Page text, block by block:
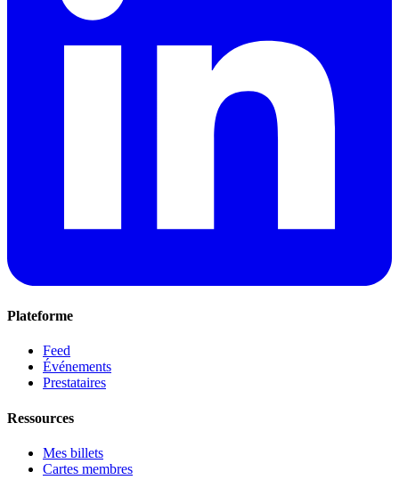
Plateforme
Feed
Événements
Prestataires
Ressources
Mes billets
Cartes membres